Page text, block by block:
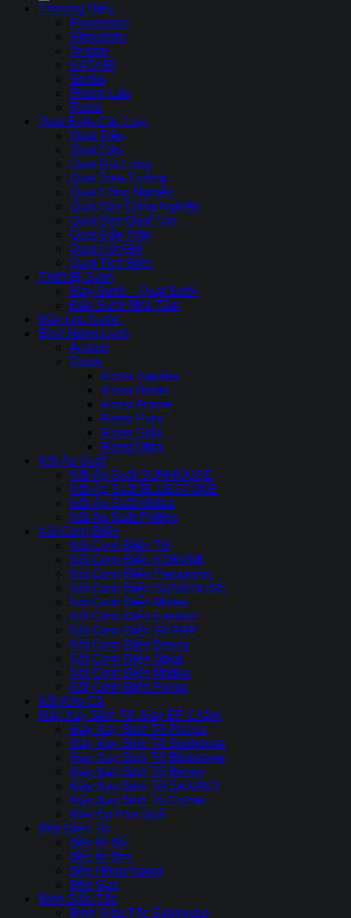
Thương Hiệu
Panasonic
Mitsubishi
Ariston
HATARI
Senko
Phong Lan
Rossi
Quạt Điện Các Loại
Quạt Trần
Quạt Cây
Quạt Rút Lửng
Quạt Treo Tường
Quạt Công Nghiệp
Quạt Sàn Công Nghiệp
Quạt Bàn,Quạt Tản
Quạt Đảo Trần
Quạt Hút Gió
Quạt Tích Điện
Thiết Bị Sưởi
Máy Sưởi – Quạt Sưởi
Đèn Sưởi Nhà Tắm
Máy Lọc Nước
Bình Nóng Lạnh
Ariston
Rossi
Rossi Saphire
Rossi Rubis
Rossi Amore
Rossi Puro
Rossi Sola
Rossi Ultra
Nồi Áp Suất
Nồi Áp Suất SUNHOUSE
Nồi Áp Suất BLUESTONE
Nồi Áp Suất Midea
Nồi Ap Suất Philips
Nồi Cơm Điện
Nồi Cơm Điên Tử
Nồi Cơm Điện KOKOMI
Nồi Cơm Điện Panasonic
Nồi Cơm Điện SUNHOUSE
Nồi Cơm Điện Midea
Nôi Cơm Điện Eaststar
Nồi Cơm Điên SHARP
Nồi Cơm Điện Benny
Nồi Cơm Điện Jiplai
Nồi Cơm Điện Matika
Nồi Cơm Điện Fujika
Nồi Kho Cá
Máy Xay Sinh Tố ,Máy ÉP Chậm
Máy Xay Sinh Tố Philips
Máy Xay Sinh Tố Sunhouse
Máy Xay Sinh Tố Bluestone
Máy Xay Sinh Tố Benny
Máy Xay Sinh Tố SANAKY
Máy Xay Sinh Tố Comet
Máy Ép Hoa Quả
Bếp Điện Từ
Bếp từ đôi
Bếp từ đơn
Bếp Hồng Ngoại
Bếp Gas
Bình Siêu Tốc
Bình Siêu Tốc Sunhouse